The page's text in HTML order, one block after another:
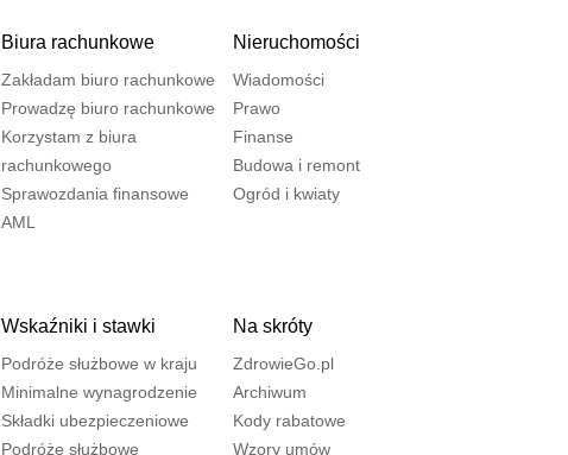
Biura rachunkowe
Zakładam biuro rachunkowe
Prowadzę biuro rachunkowe
Korzystam z biura
rachunkowego
Sprawozdania finansowe
AML
Nieruchomości
Wiadomości
Prawo
Finanse
Budowa i remont
Ogród i kwiaty
Wskaźniki i stawki
Podróże służbowe w kraju
Minimalne wynagrodzenie
Składki ubezpieczeniowe
Podróże służbowe
Na skróty
ZdrowieGo.pl
Archiwum
Kody rabatowe
Wzory umów